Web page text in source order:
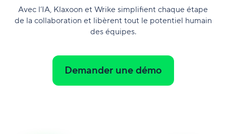
Avec l’IA, Klaxoon et Wrike simplifient chaque étape
de la collaboration et libèrent tout le potentiel humain
des équipes.
Demander une démo